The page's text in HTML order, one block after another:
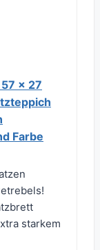
x 27
Farbe
starkem